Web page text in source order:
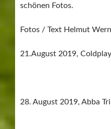
schönen Fotos.
Fotos / Text Helmut
21.August 2019,
28. August 2019, Abba